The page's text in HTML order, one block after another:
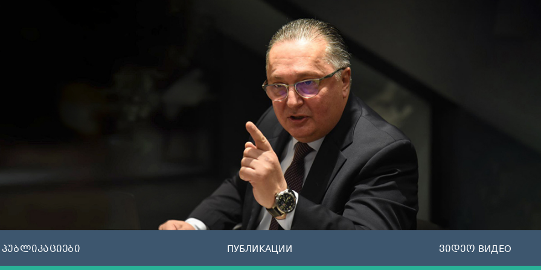
პუბლიკაციები ПУБЛИКАЦИИ ვიდეო ВИДЕО